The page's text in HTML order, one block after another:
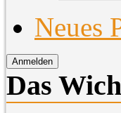
Neues
Das